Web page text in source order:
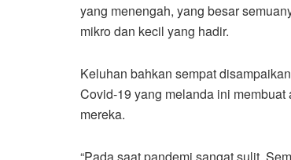
yang menengah, yang besar
mikro dan kecil yang hadir.
Keluhan bahkan sempat
Covid-19 yang melanda ini
mereka.
“Pada saat pandemi sangat sulit.